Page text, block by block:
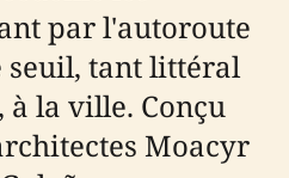
par l'autoroute
seuil, tant littéral
la ville. Conçu
Moacyr